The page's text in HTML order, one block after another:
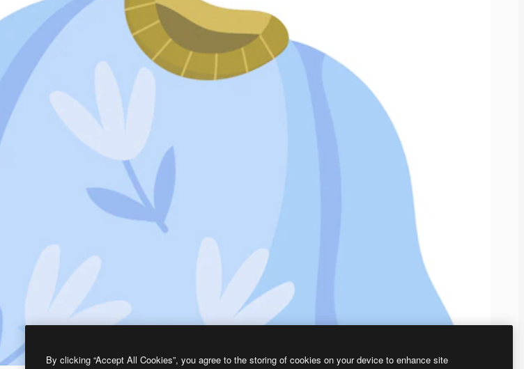
By clicking “Accept All Cookies”, you agree to the storing of cookies on your device to enhance site